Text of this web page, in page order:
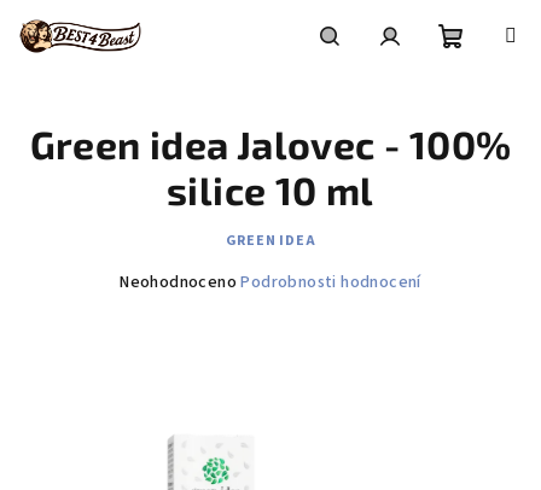
obsah
košík
Green idea Jalovec - 100%
silice 10 ml
GREEN IDEA
Průměrné
hvězdiček.
Neohodnoceno Podrobnosti hodnocení